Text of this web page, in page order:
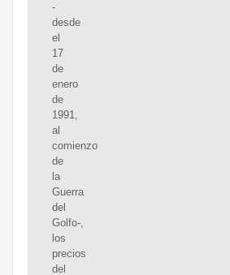
-
desde
el
17
de
enero
de
1991,
al
comienzo
de
la
Guerra
del
Golfo-,
los
precios
del